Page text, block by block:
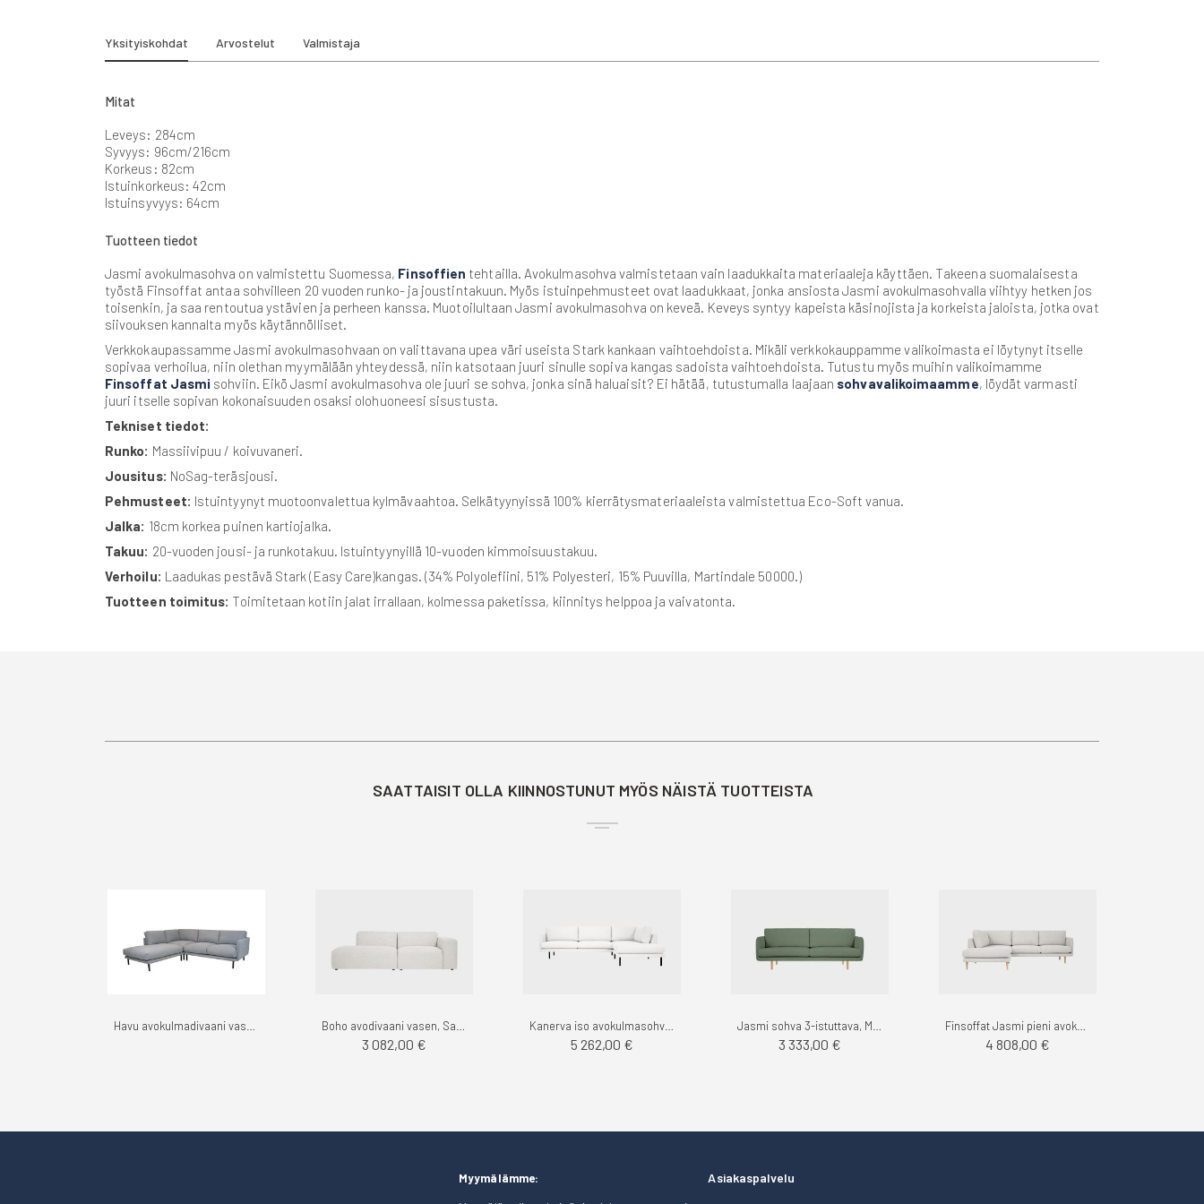
the
images
Yksityiskohdat
Mitat
Leveys: 284cm
Syvyys: 96cm/216cm
Korkeus: 82cm
Istuinkorkeus: 42cm
Istuinsyvyys: 64cm
Tuotteen tiedot
Jasmi avokulmasohva on valmistettu Suomessa, Finsoffien tehtailla. Avokulmasohva valmistetaan vain laadukkaita materiaaleja käyttäen. Takeena suomalaisesta
työstä Finsoffat antaa sohvilleen 20 vuoden runko- ja joustintakuun. Myös istuinpehmusteet ovat laadukkaat, jonka ansiosta Jasmi avokulmasohvalla viihtyy hetken jos
toisenkin, ja saa rentoutua ystävien ja perheen kanssa. Muotoilultaan Jasmi avokulmasohva on keveä. Keveys syntyy kapeista käsinojista ja korkeista jaloista, jotka ovat
siivouksen kannalta myös käytännölliset.
Verkkokaupassamme Jasmi avokulmasohvaan on valittavana upea väri useista Stark kankaan vaihtoehdoista. Mikäli verkkokauppamme valikoimasta ei löytynyt itselle
sopivaa verhoilua, niin olethan myymälään yhteydessä, niin katsotaan juuri sinulle sopiva kangas sadoista vaihtoehdoista. Tutustu myös muihin valikoimamme
Finsoffat Jasmi sohviin. Eikö Jasmi avokulmasohva ole juuri se sohva, jonka sinä haluaisit? Ei hätää, tutustumalla laajaan sohvavalikoimaamme, löydät varmasti
juuri itselle sopivan kokonaisuuden osaksi olohuoneesi sisustusta.
Tekniset tiedot:
Runko: Massiivipuu / koivuvaneri.
Jousitus: NoSag-teräsjousi.
Pehmusteet: Istuintyynyt muotoonvalettua kylmävaahtoa. Selkätyynyissä 100% kierrätysmateriaaleista valmistettua Eco-Soft vanua.
Jalka: 18cm korkea puinen kartiojalka.
Takuu: 20-vuoden jousi- ja runkotakuu. Istuintyynyillä 10-vuoden kimmoisuustakuu.
Verhoilu: Laadukas pestävä Stark (Easy Care)kangas. (34% Polyolefiini, 51% Polyesteri, 15% Puuvilla, Martindale 50000.)
Tuotteen toimitus: Toimitetaan kotiin jalat irrallaan, kolmessa paketissa, kiinnitys helppoa ja vaivatonta.
Arvostelut Valmistaja
SAATTAISIT OLLA KIINNOSTUNUT MYÖS NÄISTÄ TUOTTEISTA
3 082,00 € 5 262,00 € 3 333,00 € 4 808,00 €
Myymälämme: Asiakaspalvelu